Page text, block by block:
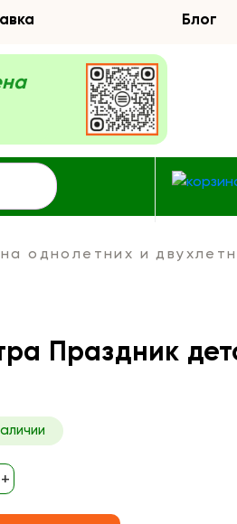
Блог
однолетних и
Праздник
+